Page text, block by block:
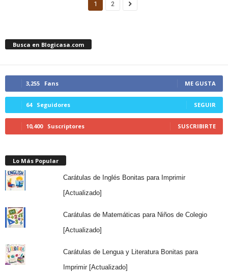
1 2
Busca en Blogicasa.com
3,255 Fans ME GUSTA
64 Seguidores SEGUIR
10,400 Suscriptores SUSCRIBIRTE
Lo Más Popular
Carátulas de Inglés Bonitas para Imprimir
[Actualizado]
Carátulas de Matemáticas para Niños de Colegio
[Actualizado]
Carátulas de Lengua y Literatura Bonitas para
Imprimir [Actualizado]